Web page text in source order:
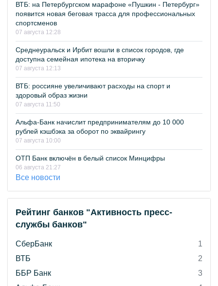
ВТБ: на Петербургском марафоне «Пушкин - Петербург»
появится новая беговая трасса для профессиональных
спортсменов
07 августа 12:28
Среднеуральск и Ирбит вошли в список городов, где
доступна семейная ипотека на вторичку
07 августа 12:13
ВТБ: россияне увеличивают расходы на спорт и
здоровый образ жизни
07 августа 11:50
Альфа-Банк начислит предпринимателям до 10 000
рублей кэшбэка за оборот по эквайрингу
07 августа 10:00
ОТП Банк включён в белый список Минцифры
06 августа 21:27
Все новости
Рейтинг банков "Активность пресс-
службы банков"
СберБанк
1
ВТБ
2
ББР Банк
3